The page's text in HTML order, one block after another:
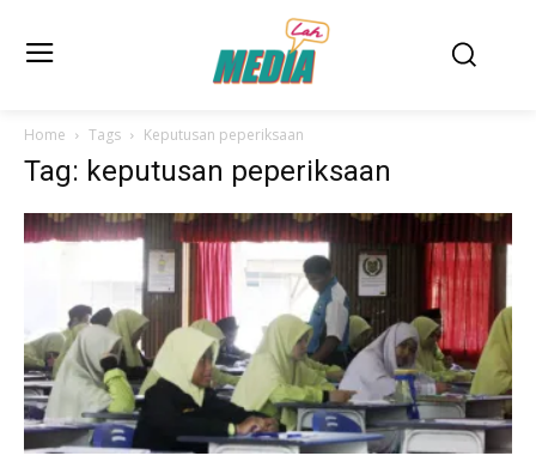
Home Tags Keputusan peperiksaan
Tag: keputusan peperiksaan